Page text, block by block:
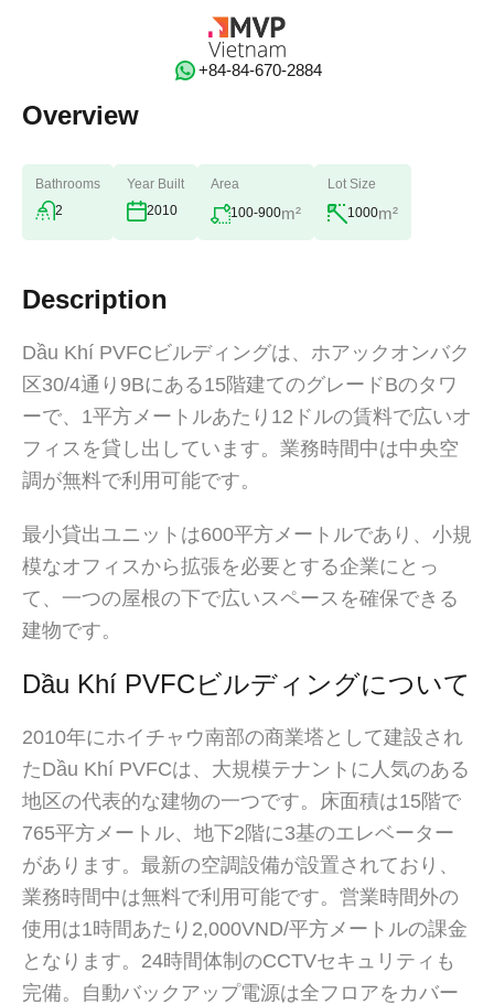
‭+84-84-670-2884‬
Overview
Bathrooms
2
Year Built
2010
Area
100-900m²
Lot Size
1000m²
Description
Dầu Khí PVFCビルディングは、ホアックオンバク
区30/4通り9Bにある15階建てのグレードBのタワ
ーで、1平方メートルあたり12ドルの賃料で広いオ
フィスを貸し出しています。業務時間中は中央空
調が無料で利用可能です。
最小貸出ユニットは600平方メートルであり、小規
模なオフィスから拡張を必要とする企業にとっ
て、一つの屋根の下で広いスペースを確保できる
建物です。
Dầu Khí PVFCビルディングについて
2010年にホイチャウ南部の商業塔として建設され
たDầu Khí PVFCは、大規模テナントに人気のある
地区の代表的な建物の一つです。床面積は15階で
765平方メートル、地下2階に3基のエレベーター
があります。最新の空調設備が設置されており、
業務時間中は無料で利用可能です。営業時間外の
使用は1時間あたり2,000VND/平方メートルの課金
となります。24時間体制のCCTVセキュリティも
完備。自動バックアップ電源は全フロアをカバー